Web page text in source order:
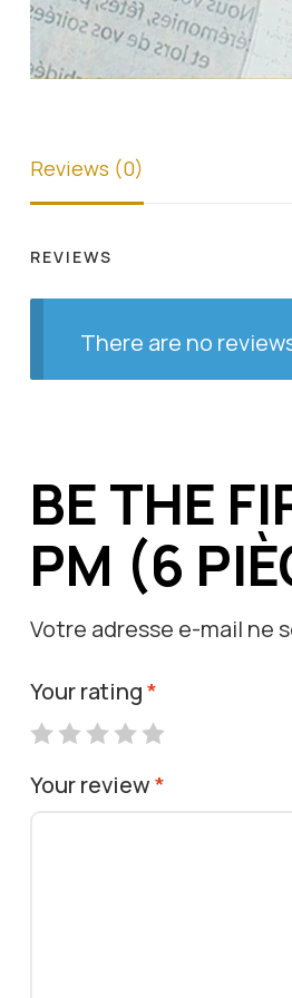
Reviews (0)
REVIEWS
There are no
BE THE
PM (6
Votre adresse e-mail ne
Your rating*
Your review*